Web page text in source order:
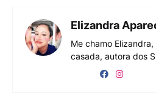
Elizandra
Me chamo
casada, autora dos